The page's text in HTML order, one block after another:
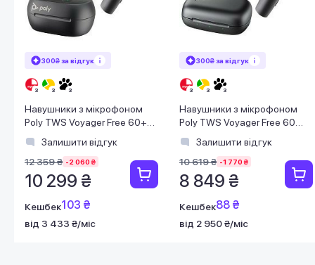
300₴ за відгук
Навушники з мікрофоном
Poly TWS Voyager Free 60+
Earbuds + BT700A + TSCHC
Black
Залишити відгук
12 359 ₴ -2 060 ₴
10 299 ₴
Кешбек103 ₴
від 3 433 ₴/міс
300₴ за відгук
Навушники з мікрофоном
Poly TWS Voyager Free 60
Earbuds + BT700A + BCHC
Black
Залишити відгук
10 619 ₴ -1 770 ₴
8 849 ₴
Кешбек88 ₴
від 2 950 ₴/міс